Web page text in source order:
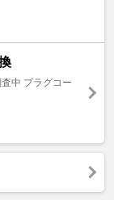
中 プラグコー